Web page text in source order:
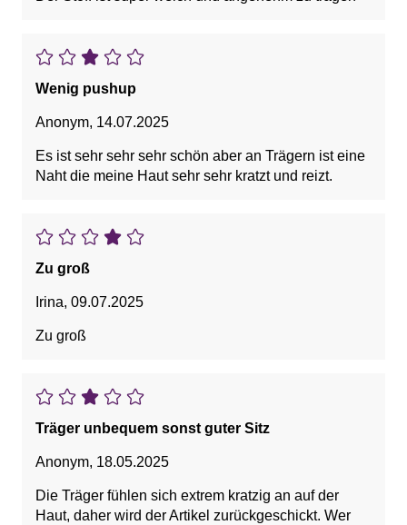
Wenig pushup
Anonym, 14.07.2025
Es ist sehr sehr sehr schön aber an Trägern ist eine
Naht die meine Haut sehr sehr kratzt und reizt.
Zu groß
Irina, 09.07.2025
Zu groß
Träger unbequem sonst guter Sitz
Anonym, 18.05.2025
Die Träger fühlen sich extrem kratzig an auf der
Haut, daher wird der Artikel zurückgeschickt. Wer